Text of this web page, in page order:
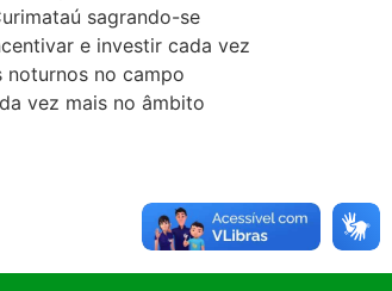
sagrando-se
e investir cada vez
noturnos no campo
vez mais no âmbito